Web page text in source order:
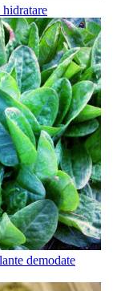
hidratare
demodate